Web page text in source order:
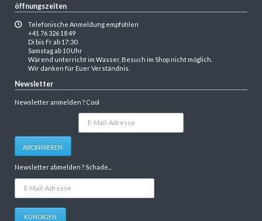
öffnungszeiten
Telefonische Anmeldung empfohlen
+41 76 326 18 49
Di bis Fr ab 17:30
Samstag ab 10 Uhr
Wärend unterricht im Wasser, Besuch im Shop nicht möglich.
Wir danken für Euer Verständnis.
Newsletter
Newsletter anmelden ? Cool
Adresse
ABONNIEREN
Newsletter abmelden ? Schade...
KÜNDIGEN